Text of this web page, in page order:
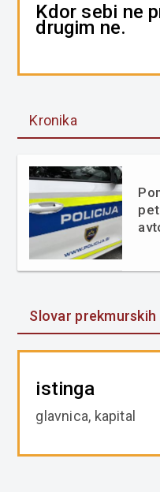
Kdor sebi ne
drugim ne.
Kronika
Slovar prekmurskih
istinga
glavnica, kapital